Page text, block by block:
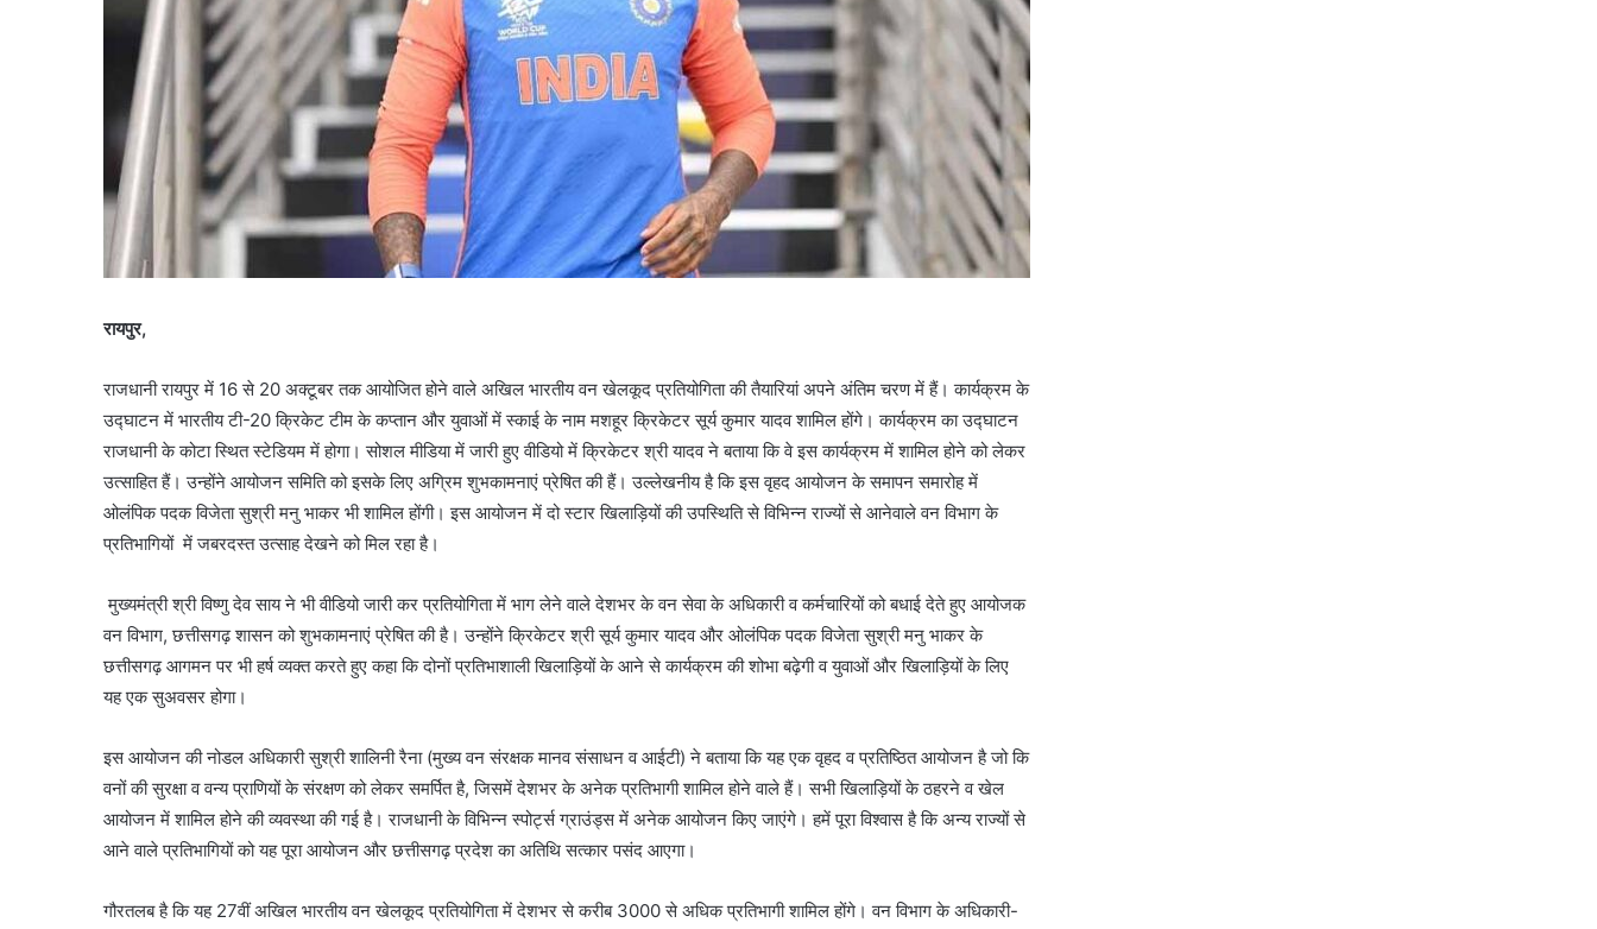
रायपुर,
राजधानी रायपुर में 16 से 20 अक्टूबर तक आयोजित होने वाले अखिल भारतीय वन खेलकूद प्रतियोगिता की तैयारियां अपने अंतिम चरण में हैं। कार्यक्रम के
उद्घाटन में भारतीय टी-20 क्रिकेट टीम के कप्तान और युवाओं में स्काई के नाम मशहूर क्रिकेटर सूर्य कुमार यादव शामिल होंगे। कार्यक्रम का उद्घाटन
राजधानी के कोटा स्थित स्टेडियम में होगा। सोशल मीडिया में जारी हुए वीडियो में क्रिकेटर श्री यादव ने बताया कि वे इस कार्यक्रम में शामिल होने को लेकर
उत्साहित हैं। उन्होंने आयोजन समिति को इसके लिए अग्रिम शुभकामनाएं प्रेषित की हैं। उल्लेखनीय है कि इस वृहद आयोजन के समापन समारोह में
ओलंपिक पदक विजेता सुश्री मनु भाकर भी शामिल होंगी। इस आयोजन में दो स्टार खिलाड़ियों की उपस्थिति से विभिन्न राज्यों से आनेवाले वन विभाग के
प्रतिभागियों में जबरदस्त उत्साह देखने को मिल रहा है।
मुख्यमंत्री श्री विष्णु देव साय ने भी वीडियो जारी कर प्रतियोगिता में भाग लेने वाले देशभर के वन सेवा के अधिकारी व कर्मचारियों को बधाई देते हुए आयोजक
वन विभाग, छत्तीसगढ़ शासन को शुभकामनाएं प्रेषित की है। उन्होंने क्रिकेटर श्री सूर्य कुमार यादव और ओलंपिक पदक विजेता सुश्री मनु भाकर के
छत्तीसगढ़ आगमन पर भी हर्ष व्यक्त करते हुए कहा कि दोनों प्रतिभाशाली खिलाड़ियों के आने से कार्यक्रम की शोभा बढ़ेगी व युवाओं और खिलाड़ियों के लिए
यह एक सुअवसर होगा।
इस आयोजन की नोडल अधिकारी सुश्री शालिनी रैना (मुख्य वन संरक्षक मानव संसाधन व आईटी) ने बताया कि यह एक वृहद व प्रतिष्ठित आयोजन है जो कि
वनों की सुरक्षा व वन्य प्राणियों के संरक्षण को लेकर समर्पित है, जिसमें देशभर के अनेक प्रतिभागी शामिल होने वाले हैं। सभी खिलाड़ियों के ठहरने व खेल
आयोजन में शामिल होने की व्यवस्था की गई है। राजधानी के विभिन्न स्पोर्ट्स ग्राउंड्स में अनेक आयोजन किए जाएंगे। हमें पूरा विश्वास है कि अन्य राज्यों से
आने वाले प्रतिभागियों को यह पूरा आयोजन और छत्तीसगढ़ प्रदेश का अतिथि सत्कार पसंद आएगा।
गौरतलब है कि यह 27वीं अखिल भारतीय वन खेलकूद प्रतियोगिता में देशभर से करीब 3000 से अधिक प्रतिभागी शामिल होंगे। वन विभाग के अधिकारी-